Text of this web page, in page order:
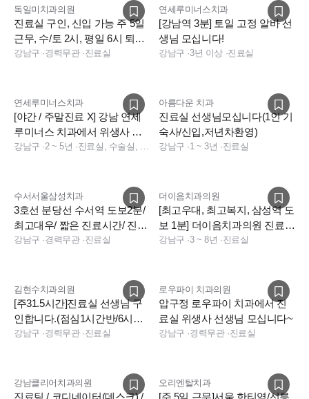
독일미치과의원
진료실 구인, 신입 가능 주 5일
근무, 수/토 2시, 평일 6시 퇴근,
첫해 연차13일
강남구 ·경력무관·진료실
연세루미너스치과
[강남역 3분] 토일 고정 알바 선
생님 모십니다!
강남구 ·3년 이상 ·진료실
연세루미너스치과
[야간 / 주말진료 X] 강남 연세
루미너스 치과에서 위생사 선
생님을 구합니다.
강남구 ·2 ~ 5년 · 진료실, 수술실, 소독실
아름다운 치과
진료실 선생님모십니다(1인 기
숙사/신입,저년차환영)
강남구 ·1 ~ 3년 ·진료실
수서서울삼성치과
3호선 분당선 수서역 도보2분/
최고대우/ 짧은 진료시간/ 진료
실 2명 충원합니다
강남구 ·경력무관·진료실
더이음치과의원
[최고우대, 최고복지, 삼성역 도
보 1분] 더이음치과의원 진료실
선생님 구인
강남구 ·3 ~ 8년 ·진료실
김현수치과의원
[주31.5시간]진료실 선생님 구
인합니다.(점심1시간반/6시퇴
근/야간없음)
강남구 ·경력무관·진료실
로우파이 치과의원
압구정 로우파이 치과에서 진
료실 위생사 선생님 모십니다~
강남구 ·경력무관·진료실
강남클리어치과의원 오리엔탈치과